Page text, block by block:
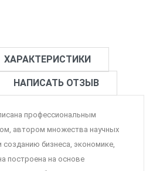
ХАРАКТЕРИСТИКИ
НАПИСАТЬ ОТЗЫВ
профессиональным
автором множества научных
созданию бизнеса, экономике,
построена на основе